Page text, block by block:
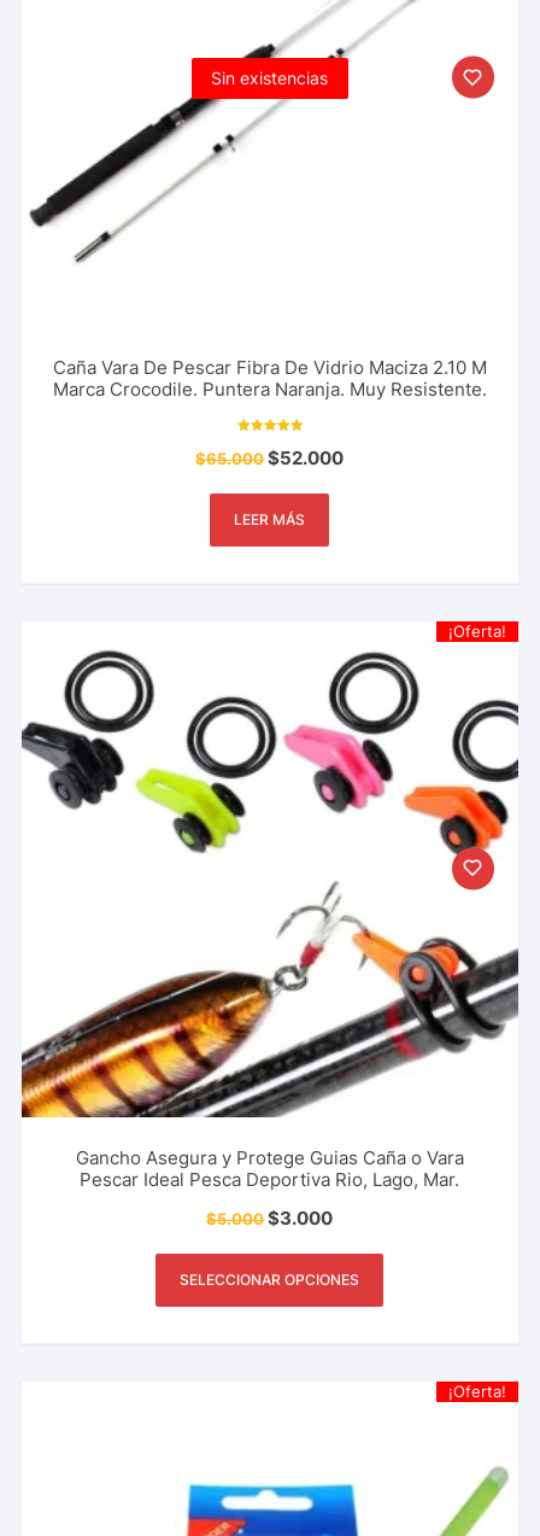
Sin existencias
Caña Vara De Pescar Fibra De Vidrio Maciza 2.10 M
Marca Crocodile. Puntera Naranja. Muy Resistente.
5.00
de 5
$65.000$52.000
LEER MÁS
¡Oferta!
Gancho Asegura y Protege Guias Caña o Vara
Pescar Ideal Pesca Deportiva Rio, Lago, Mar.
$5.000$3.000
SELECCIONAR OPCIONES
¡Oferta!